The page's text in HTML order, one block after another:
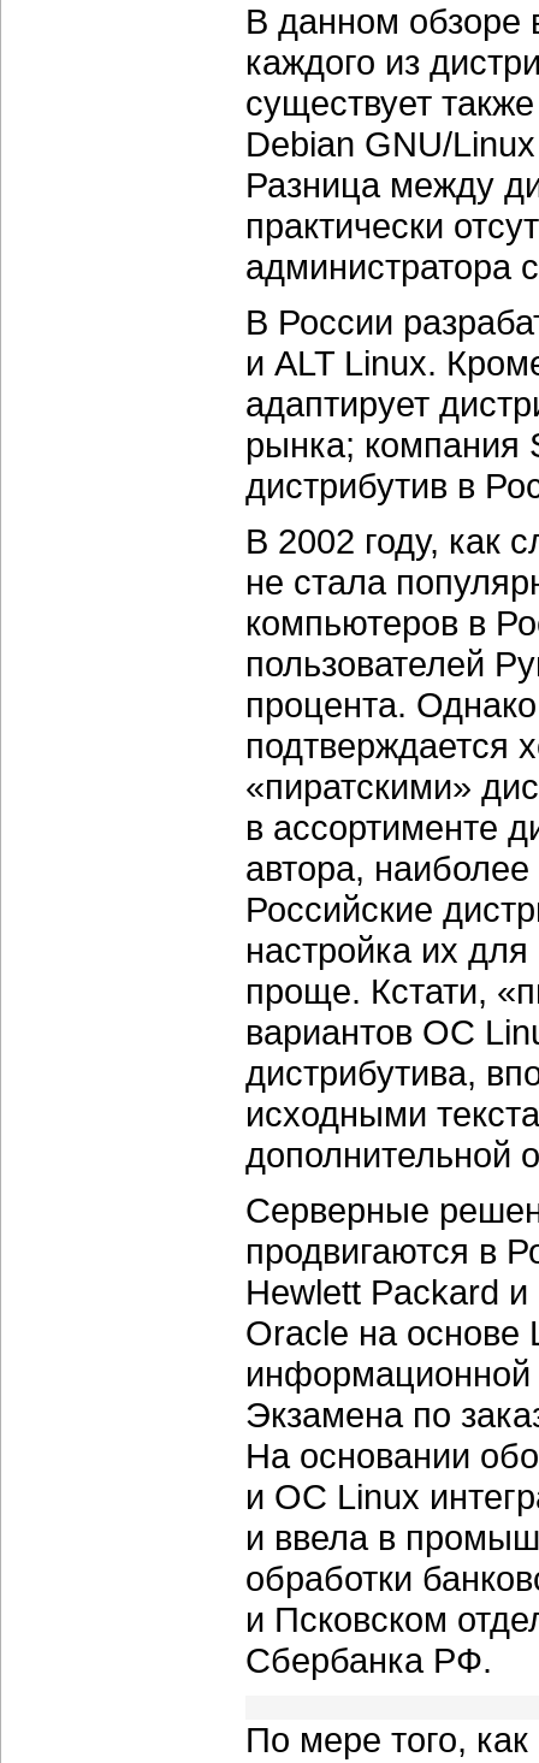
В данном обзоре
каждого из
существует
Debian GNU/
Разница между
практически
администратора
В России
и ALT Linux.
адаптирует
рынка; компания
дистрибутив в
В 2002 году, как
не стала
компьютеров в
пользователей
процента.
подтверждается
«пиратскими»
в ассортименте
автора,
Российские
настройка их
проще. Кстати,
вариантов ОС
дистрибутива,
исходными
дополнительной
Серверные
продвигаются в
Hewlett Packard
Oracle на основе
информационной
Экзамена по
На основании
и ОС Linux
и ввела в
обработки
и Псковском
Сбербанка РФ.
По мере того,